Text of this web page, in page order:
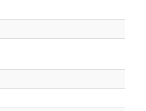
드